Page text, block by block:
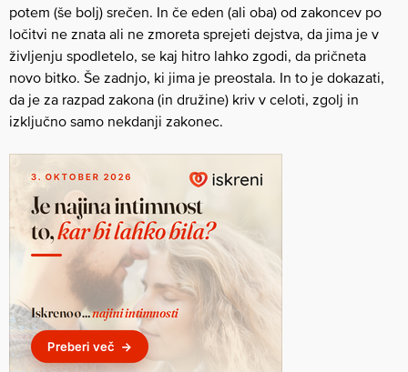
potem (še bolj) srečen. In če eden (ali oba) od zakoncev po
ločitvi ne znata ali ne zmoreta sprejeti dejstva, da jima je v
življenju spodletelo, se kaj hitro lahko zgodi, da pričneta
novo bitko. Še zadnjo, ki jima je preostala. In to je dokazati,
da je za razpad zakona (in družine) kriv v celoti, zgolj in
izključno samo nekdanji zakonec.